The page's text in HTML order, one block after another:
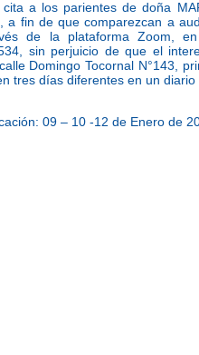
a los parientes de doña
a fin de que comparezcan a
de la plataforma Zoom, en
sin perjuicio de que el
Domingo Tocornal N°143,
tres días diferentes en un
09 – 10 -12 de Enero de